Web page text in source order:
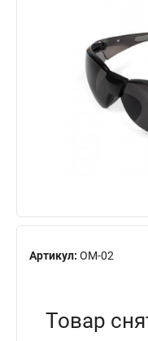
Артикул: ОМ-02
Товар